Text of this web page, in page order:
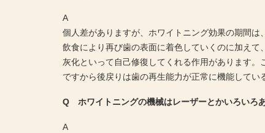
A
個人差がありますが、ホワイトニング効果の期間は
飲食により再び歯の表面に着色していくのに加え
灰化といって自己修復してくれる作用があります。
ですから後戻りは歯の再生能力が正常に機能してい
Q ホワイトニングの機械はレーザーとかいろいろ
A